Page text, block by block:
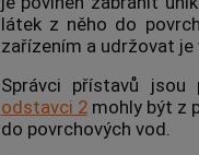
látek z něho do
zařízením a udržovat je
Správci přístavů jsou
odstavci 2mohly být z
do povrchových vod.